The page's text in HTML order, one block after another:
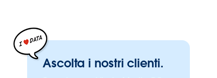
Ascolta i nostri clienti.